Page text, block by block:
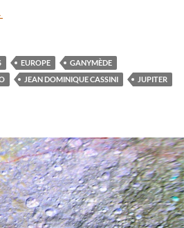
février : Jupiter avait rendez-vous
EUROPE
GANYMÈDE
JEAN DOMINIQUE CASSINI
JUPITER